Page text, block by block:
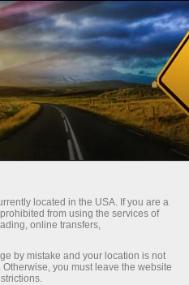
CERCA AL SOL
de operaciones
demo
located in the USA. If you are a
from using the services of
online transfers,
by mistake and your location is not
you must leave the website